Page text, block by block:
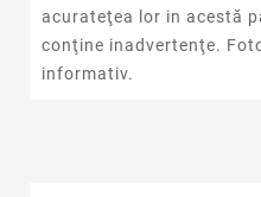
acurateţea lor in acestă
conţine inadvertenţe.
informativ.